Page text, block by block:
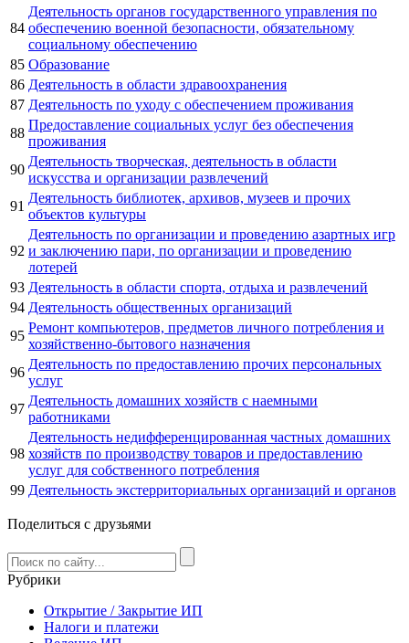
84
Деятельность органов государственного управления по
обеспечению военной безопасности, обязательному
социальному обеспечению
85 Образование
86 Деятельность в области здравоохранения
87 Деятельность по уходу с обеспечением проживания
88
Предоставление социальных услуг без обеспечения
проживания
90
Деятельность творческая, деятельность в области
искусства и организации развлечений
91
Деятельность библиотек, архивов, музеев и прочих
объектов культуры
92
Деятельность по организации и проведению азартных игр
и заключению пари, по организации и проведению
лотерей
93 Деятельность в области спорта, отдыха и развлечений
94 Деятельность общественных организаций
95
Ремонт компьютеров, предметов личного потребления и
хозяйственно-бытового назначения
96
Деятельность по предоставлению прочих персональных
услуг
97
Деятельность домашних хозяйств с наемными
работниками
98
Деятельность недифференцированная частных домашних
хозяйств по производству товаров и предоставлению
услуг для собственного потребления
99 Деятельность экстерриториальных организаций и органов
Поделиться с друзьями
Рубрики
Открытие / Закрытие ИП
Налоги и платежи